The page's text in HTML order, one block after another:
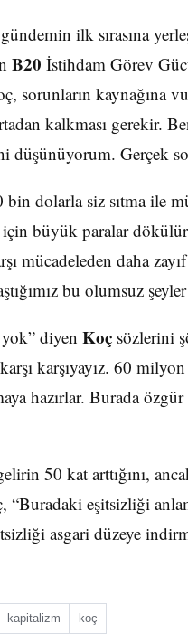
ilk sırasına
B20 İstihdam Görev
sorunların kaynağına
kalkması gerekir.
düşünüyorum. Gerçek
dolarla siz sıtma ile
büyük paralar
mücadeleden daha
bu olumsuz
diyen Koç sözlerini
karşıyayız. 60
hazırlar. Burada
50 kat arttığını,
“Buradaki eşitsizliği
asgari düzeye
kapitalizm koç